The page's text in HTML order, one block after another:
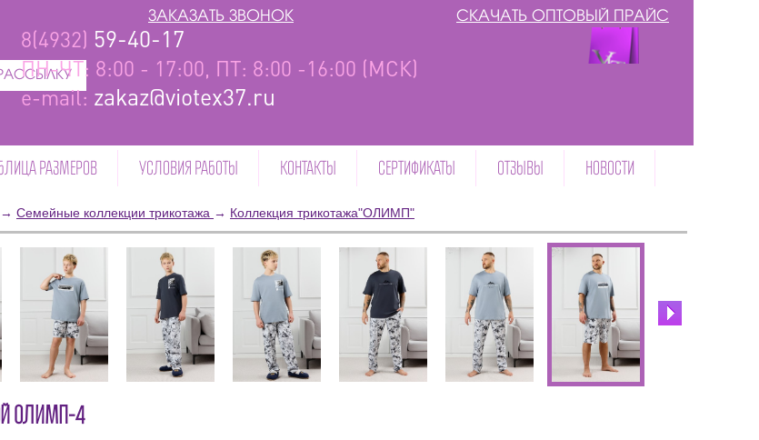
8(4932) 59-40-17
ПН-ЧТ: 8:00 - 17:00, ПТ: 8:00 -16:00 (МСК)
e-mail: zakaz@viotex37.ru
СКАЧАТЬ ОПТОВЫЙ ПРАЙС
ЗАКАЗАТЬ ЗВОНОК
РАЗМЕРОВ УСЛОВИЯ РАБОТЫ КОНТАКТЫ СЕРТИФИКАТЫ ОТЗЫВЫ НОВОСТИ
→ Семейные коллекции трикотажа → Коллекция трикотажа"ОЛИМП"
ОЛИМП-4